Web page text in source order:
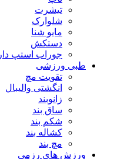
تیشرت
شلوارک
مایو شنا
دستکش
جوراب استپ دار
طبی ورزشی
تقویت مچ
انگشتی واليبال
زانوبند
ساق بند
شکم بند
کشاله بند
مچ بند
ورزش های رزمی